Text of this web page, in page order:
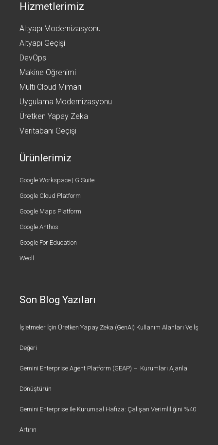
Hizmetlerimiz
Altyapı Modernizasyonu
Altyapı Geçişi
DevOps
Makine Öğrenimi
Multi Cloud Mimari
Uygulama Modernizasyonu
Üretken Yapay Zeka
Veritabanı Geçişi
Ürünlerimiz
Google Workspace | G Suite
Google Cloud Platform
Google Maps Platform
Google Anthos
Google For Education
Weoll
Son Blog Yazıları
İşletmeler İçin Üretken Yapay Zeka (GenAI) Kullanım Alanları Ve İş
Değeri
Gemini Enterprise Agent Platform (GEAP) – Kurumları Ajanla
Dönüştürün
Gemini Enterprise Ile Kurumsal Hafıza: Çalışan Verimliliğini %40
Artırın